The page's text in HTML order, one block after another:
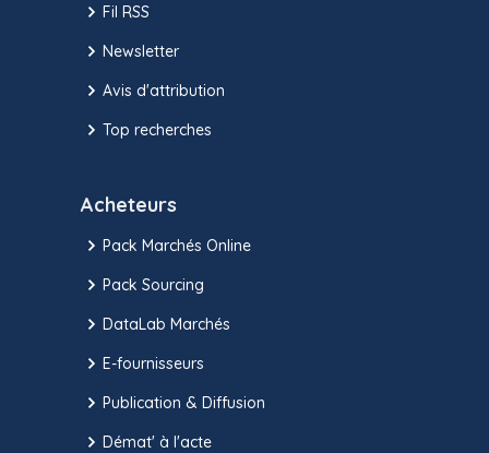
Fil RSS
Newsletter
Avis d'attribution
Top recherches
Acheteurs
Pack Marchés Online
Pack Sourcing
DataLab Marchés
E-fournisseurs
Publication & Diffusion
Démat' à l'acte